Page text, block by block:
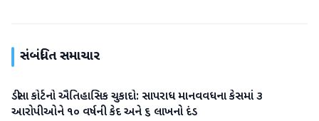
સંબંધિત સમાચાર
બનાસકાંઠા
ડીસા કોર્ટનો ઐતિહાસિક ચુકાદો: સાપરાધ માનવવધના કેસમાં ૩
આરોપીઓને ૧૦ વર્ષની કેદ અને ૬ લાખનો દંડ